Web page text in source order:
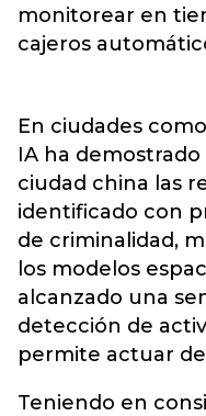
monitorear en
cajeros
En ciudades
IA ha
ciudad china las
identificado con
de criminalidad,
los modelos
alcanzado una
detección de
permite actuar
Teniendo en